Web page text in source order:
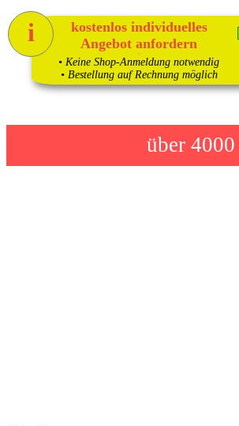
über 4000
kostenlos individuelles
Angebot anfordern
1
• Keine Shop-Anmeldung notwendig
• Bestellung auf Rechnung möglich
i